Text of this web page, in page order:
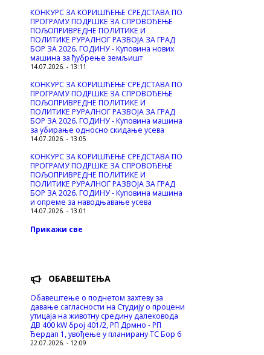
КОНКУРС ЗА КОРИШЋЕЊЕ СРЕДСТАВА ПО
ПРОГРАМУ ПОДРШКЕ ЗА СПРОВОЂЕЊЕ
ПОЉОПРИВРЕДНЕ ПОЛИТИКЕ И
ПОЛИТИКЕ РУРАЛНОГ РАЗВОЈА ЗА ГРАД
БОР ЗА 2026. ГОДИНУ - Куповина нових
машина за ђубрење земљишт
14.07.2026. - 13:11
КОНКУРС ЗА КОРИШЋЕЊЕ СРЕДСТАВА ПО
ПРОГРАМУ ПОДРШКЕ ЗА СПРОВОЂЕЊЕ
ПОЉОПРИВРЕДНЕ ПОЛИТИКЕ И
ПОЛИТИКЕ РУРАЛНОГ РАЗВОЈА ЗА ГРАД
БОР ЗА 2026. ГОДИНУ - Куповинa машина
за убирање односно скидање усева
14.07.2026. - 13:05
КОНКУРС ЗА КОРИШЋЕЊЕ СРЕДСТАВА ПО
ПРОГРАМУ ПОДРШКЕ ЗА СПРОВОЂЕЊЕ
ПОЉОПРИВРЕДНЕ ПОЛИТИКЕ И
ПОЛИТИКЕ РУРАЛНОГ РАЗВОЈА ЗА ГРАД
БОР ЗА 2026. ГОДИНУ - Куповина машина
и опреме за наводњавање усева
14.07.2026. - 13:01
Прикажи све
ОБАВЕШТЕЊА
Обавештење о поднетом захтеву за
давање сагласности на Студију о процени
утицаја на животну средину далековода
ДВ 400 kW број 401/2, РП Дрмно - РП
Ђердап 1, увођење у планирану ТС Бор 6
22.07.2026. - 12:09